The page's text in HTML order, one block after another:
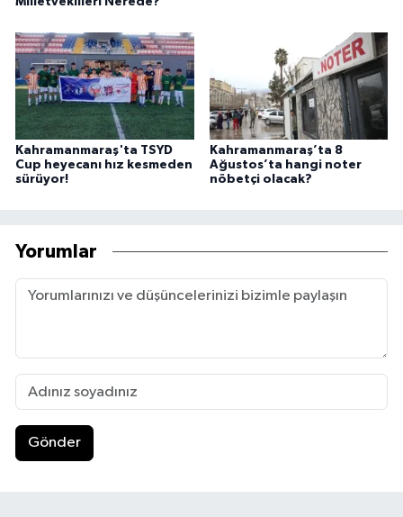
Kahramanmaraş'ta TSYD
Cup heyecanı hız kesmeden
sürüyor!
Kahramanmaraş’ta 8
Ağustos’ta hangi noter
nöbetçi olacak?
Yorumlar
Gönder